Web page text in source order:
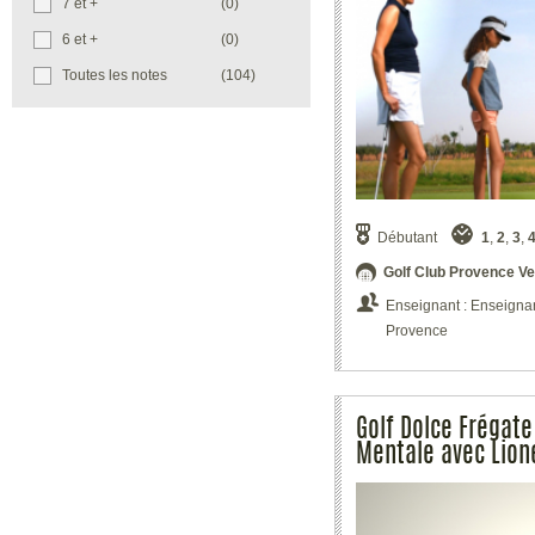
cadeau EGF
plaisir. Vous permettrez tout simplement
dates de week-ends pour son stage de
7 et + (0)
6 et + (0)
Toutes les notes (104)
Débutant 1, 2, 3, 4
Golf Club Provence
Enseignant :
Provence
Golf Dolce
Mentale avec